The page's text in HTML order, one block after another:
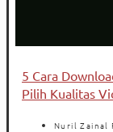
5 Cara
Pilih Kualitas
Nuril Zainal